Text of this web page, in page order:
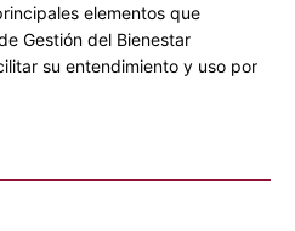
elementos que
Gestión del Bienestar
su entendimiento y uso por